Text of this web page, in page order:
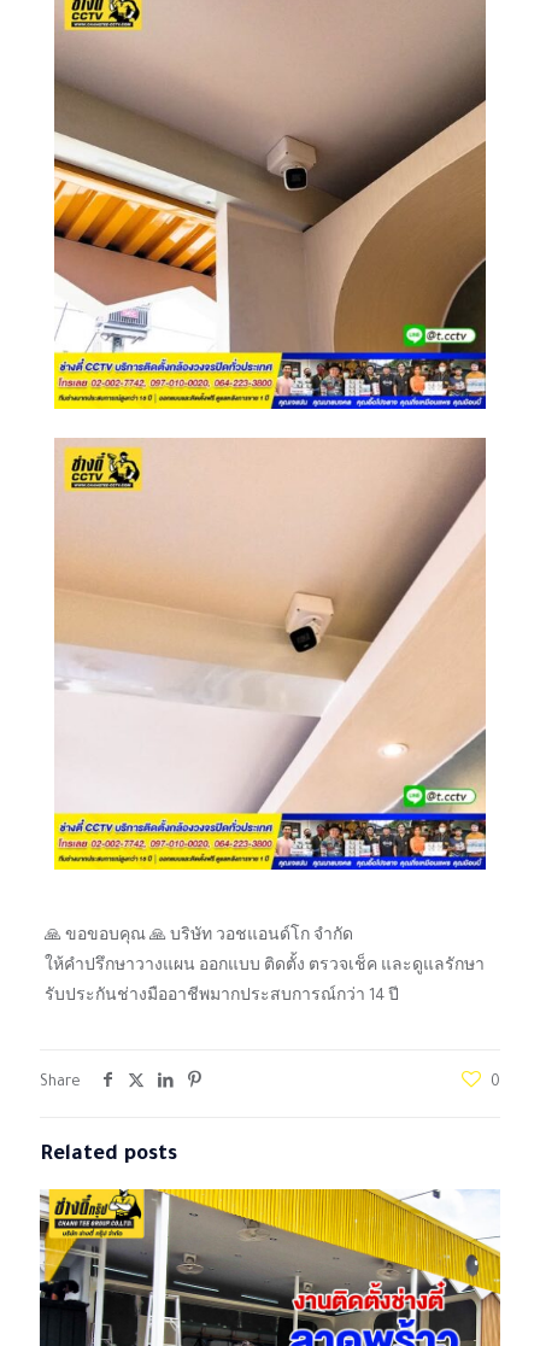
🙏 ขอขอบคุณ 🙏 บริษัท วอชแอนด์โก จำกัด
ให้คำปรึกษาวางแผน ออกแบบ ติดตั้ง ตรวจเช็ค และดูแลรักษา
รับประกันช่างมืออาชีพมากประสบการณ์กว่า 14 ปี
Share 0
Related posts